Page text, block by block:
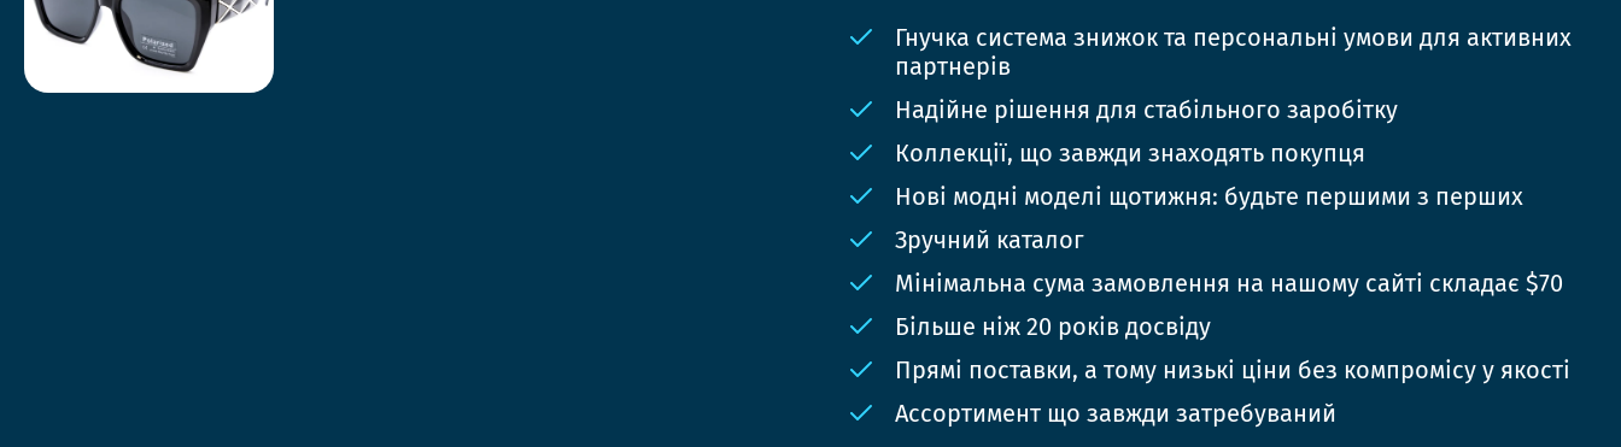
Гнучка система знижок та персональні умови для активних
партнерів
Надійне рішення для стабільного заробітку
Коллекції, що завжди знаходять покупця
Нові модні моделі щотижня: будьте першими з перших
Зручний каталог
Мінімальна сума замовлення на нашому сайті складає $70
Більше ніж 20 років досвіду
Прямі поставки, а тому низькі ціни без компромісу у якості
Ассортимент що завжди затребуваний